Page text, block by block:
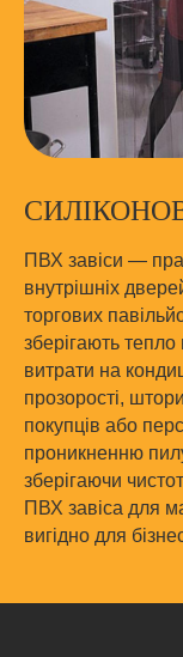
ПВХ завіси —
внутрішніх
торгових
зберігають
витрати на
прозорості,
покупців або
проникненню
зберігаючи
ПВХ завіса для
вигідно для
ВАРТОСТІ
Пройдіть
вас найкращу